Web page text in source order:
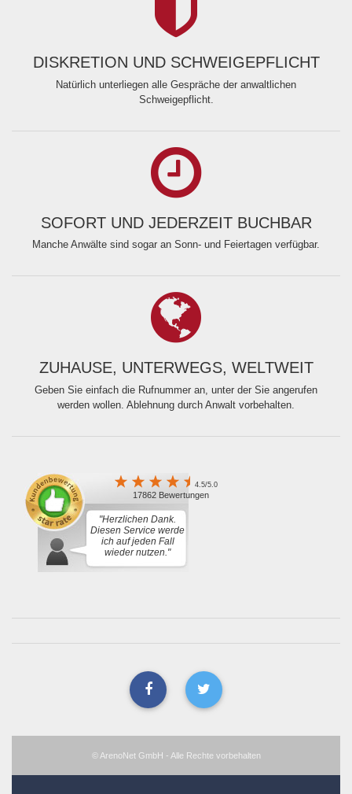
DISKRETION UND SCHWEIGEPFLICHT
Natürlich unterliegen alle Gespräche der anwaltlichen
Schweigepflicht.
SOFORT UND JEDERZEIT BUCHBAR
Manche Anwälte sind sogar an Sonn- und Feiertagen verfügbar.
ZUHAUSE, UNTERWEGS, WELTWEIT
Geben Sie einfach die Rufnummer an, unter der Sie angerufen
werden wollen. Ablehnung durch Anwalt vorbehalten.
4.5/5.0
17862 Bewertungen
"Herzlichen Dank.
Diesen Service werde
ich auf jeden Fall
wieder nutzen."
© ArenoNet GmbH - Alle Rechte vorbehalten